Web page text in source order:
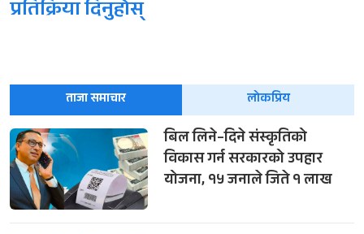
प्रतिक्रिया दिनुहोस्
ताजा समाचार लोकप्रिय
बिल लिने–दिने संस्कृतिको
विकास गर्न सरकारको उपहार
योजना, १५ जनाले जिते १ लाख